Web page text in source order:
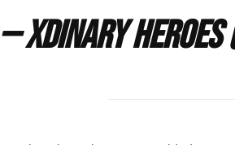
— Xdinary